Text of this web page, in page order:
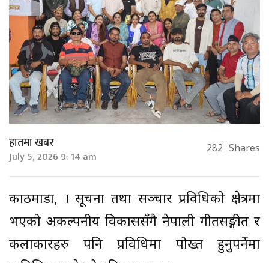
हातमा खबर
July 5, 2026 9: 14 am 282 Shares
काठमाडौँ, । सूचना तथा सञ्चार प्रविधिको क्षेत्रमा
भएको अकल्पनीय विकाससँगै नेपाली गीतसङ्गीत र
कलाकारहरु पनि प्रविधिमा पोख्त हुनुपर्नेमा